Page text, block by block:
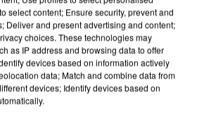
select content; Ensure security, prevent and
Deliver and present advertising and content;
choices. These technologies may
as IP address and browsing data to offer
devices based on information actively
data; Match and combine data from
devices; Identify devices based on